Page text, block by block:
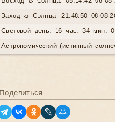
Заход ☼ Солнца: 21:48:50 08-08-
Световой день: 16 час. 34 мин.
Астрономический (истинный
Поделиться